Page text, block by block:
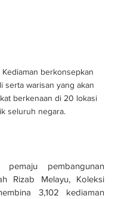
Kediaman berkonsepkan
serta warisan yang akan
berkenaan di 20 lokasi
seluruh negara.
pemaju pembangunan
Rizab Melayu, Koleksi
3,102 kediaman